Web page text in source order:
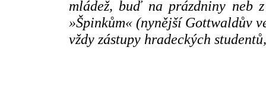
mládež, buď na prázdniny neb
»Špinkům« (nynější Gottwaldův
vždy zástupy hradeckých